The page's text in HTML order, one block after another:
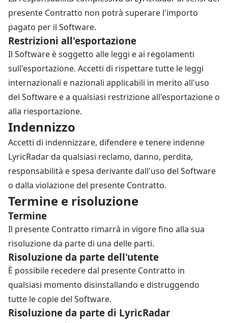
presente Contratto non potrà superare l'importo
pagato per il Software.
Restrizioni all'esportazione
Il Software è soggetto alle leggi e ai regolamenti
sull'esportazione. Accetti di rispettare tutte le leggi
internazionali e nazionali applicabili in merito all'uso
del Software e a qualsiasi restrizione all'esportazione o
alla riesportazione.
Indennizzo
Accetti di indennizzare, difendere e tenere indenne
LyricRadar da qualsiasi reclamo, danno, perdita,
responsabilità e spesa derivante dall'uso del Software
o dalla violazione del presente Contratto.
Termine e risoluzione
Termine
Il presente Contratto rimarrà in vigore fino alla sua
risoluzione da parte di una delle parti.
Risoluzione da parte dell'utente
È possibile recedere dal presente Contratto in
qualsiasi momento disinstallando e distruggendo
tutte le copie del Software.
Risoluzione da parte di LyricRadar